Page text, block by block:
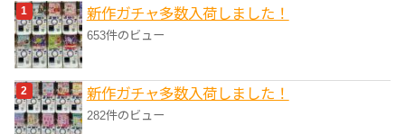
ー
新作ガチャ多数入荷しました！
653件のビュー
新作ガチャ多数入荷しました！
282件のビュー